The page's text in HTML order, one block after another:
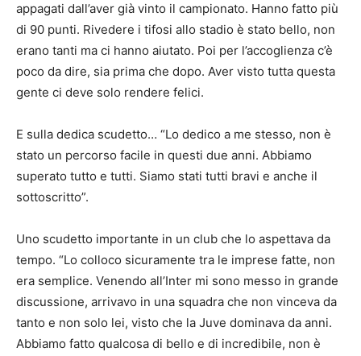
appagati dall’aver già vinto il campionato. Hanno fatto più
di 90 punti. Rivedere i tifosi allo stadio è stato bello, non
erano tanti ma ci hanno aiutato. Poi per l’accoglienza c’è
poco da dire, sia prima che dopo. Aver visto tutta questa
gente ci deve solo rendere felici.
E sulla dedica scudetto… “Lo dedico a me stesso, non è
stato un percorso facile in questi due anni. Abbiamo
superato tutto e tutti. Siamo stati tutti bravi e anche il
sottoscritto”.
Uno scudetto importante in un club che lo aspettava da
tempo. “Lo colloco sicuramente tra le imprese fatte, non
era semplice. Venendo all’Inter mi sono messo in grande
discussione, arrivavo in una squadra che non vinceva da
tanto e non solo lei, visto che la Juve dominava da anni.
Abbiamo fatto qualcosa di bello e di incredibile, non è